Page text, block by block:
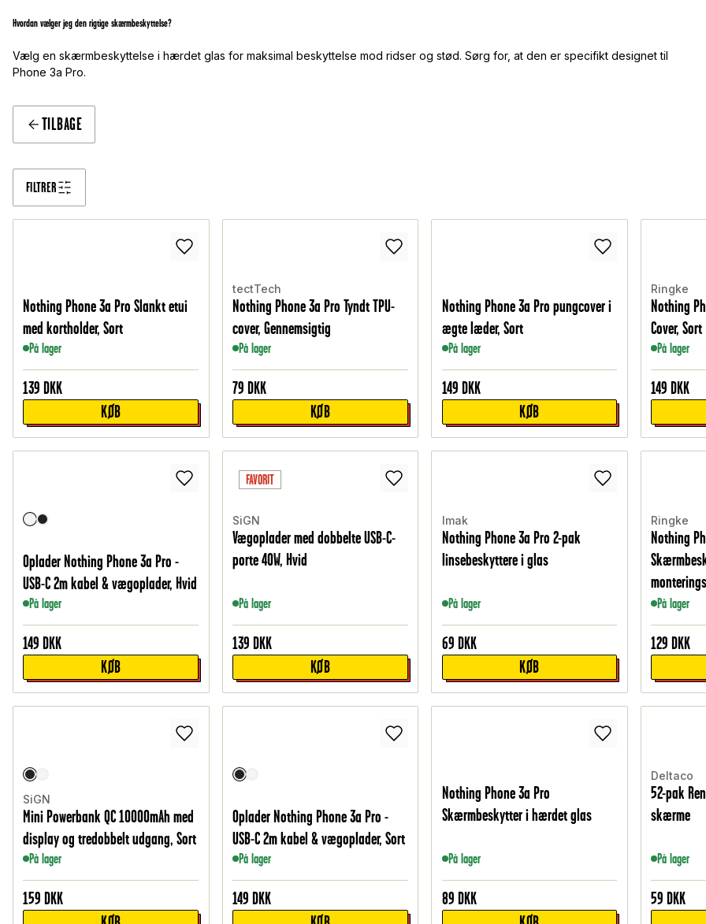
Hvordan vælger jeg den rigtige skærmbeskyttelse?
Vælg en skærmbeskyttelse i hærdet glas for maksimal beskyttelse mod ridser og stød. Sørg for, at den er specifikt designet til
Phone 3a Pro.
TILBAGE
FILTRER
Nothing Phone 3a Pro Slankt etui
med kortholder, Sort
På lager
139 DKK
KØB
tectTech
Nothing Phone 3a Pro Tyndt TPU-
cover, Gennemsigtig
På lager
79 DKK
KØB
Nothing Phone 3a Pro pungcover i
ægte læder, Sort
På lager
149 DKK
KØB
Ringke
Nothing
Cover, Sort
På lager
149 DKK
Oplader Nothing Phone 3a Pro -
USB-C 2m kabel & vægoplader, Hvid
På lager
149 DKK
KØB
FAVORIT
SiGN
Vægoplader med dobbelte USB-C-
porte 40W, Hvid
På lager
139 DKK
KØB
Imak
Nothing Phone 3a Pro 2-pak
linsebeskyttere i glas
På lager
69 DKK
KØB
Ringke
Nothing
På lager
129 DKK
SiGN
Mini Powerbank QC 10000mAh med
display og tredobbelt udgang, Sort
På lager
159 DKK
Oplader Nothing Phone 3a Pro -
USB-C 2m kabel & vægoplader, Sort
På lager
149 DKK
Nothing Phone 3a Pro
Skærmbeskytter i hærdet glas
På lager
89 DKK
Deltaco
52-pak
skærme
På lager
59 DKK